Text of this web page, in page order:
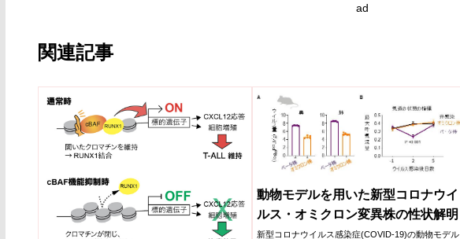
ad
関連記事
動物モデルを用いた新型コロナウイ
ルス・オミクロン変異株の性状解明
新型コロナウイルス感染症(COVID-19)の動物モデル